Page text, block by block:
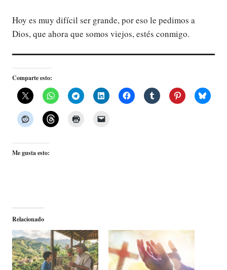
Hoy es muy difícil ser grande, por eso le pedimos a
Dios, que ahora que somos viejos, estés conmigo.
Comparte esto:
Me gusta esto:
Relacionado